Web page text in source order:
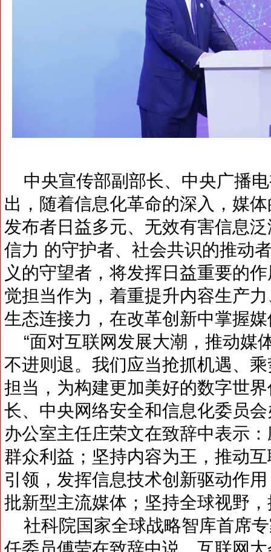
中央宣传部副部长、中央广播
出，随着信息化革命的深入，媒
发布者日益多元、无效有害信息
信力 的守护者、社会共识的推动
义的守望者，将发挥日益重要的
觉担当作为，着重提升内容生产
生态连接力，在改革创新中掌握
“面对互联网发展大潮，推动媒
不进则退。我们应当抢抓机遇、
担当，为构建更加美好的数字世
长、中央网络安全和信息化委员
办公室主任庄荣文在致辞中表示
群众利益；坚持内容为王，推动
引领，发挥信息技术创新驱动作
批新型主流媒体；坚持全球视野
社科院国家全球战略智库首席